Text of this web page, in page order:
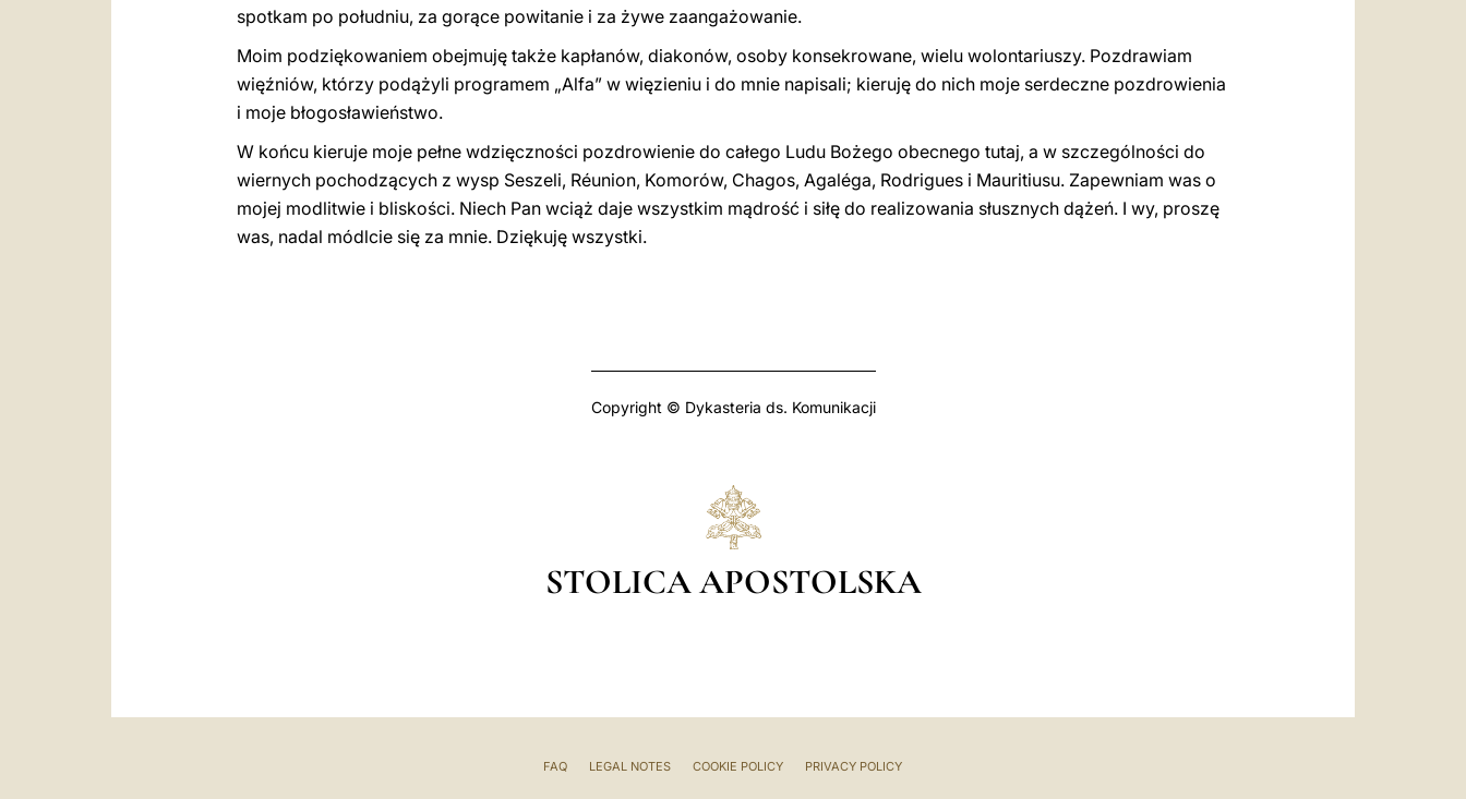
spotkam po południu, za gorące powitanie i za żywe zaangażowanie.
Moim podziękowaniem obejmuję także kapłanów, diakonów, osoby konsekrowane, wielu wolontariuszy. Pozdrawiam
więźniów, którzy podążyli programem „Alfa” w więzieniu i do mnie napisali; kieruję do nich moje serdeczne pozdrowienia
i moje błogosławieństwo.
W końcu kieruje moje pełne wdzięczności pozdrowienie do całego Ludu Bożego obecnego tutaj, a w szczególności do
wiernych pochodzących z wysp Seszeli, Réunion, Komorów, Chagos, Agaléga, Rodrigues i Mauritiusu. Zapewniam was o
mojej modlitwie i bliskości. Niech Pan wciąż daje wszystkim mądrość i siłę do realizowania słusznych dążeń. I wy, proszę
was, nadal módlcie się za mnie. Dziękuję wszystki.
Copyright © Dykasteria ds. Komunikacji
STOLICA APOSTOLSKA
FAQ LEGAL NOTES COOKIE POLICY PRIVACY POLICY